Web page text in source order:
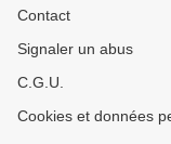
Contact
Signaler un abus
C.G.U.
Cookies et données